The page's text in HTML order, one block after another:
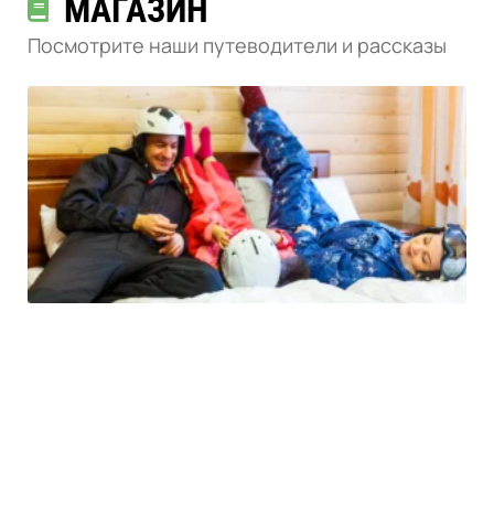
МАГАЗИН
Посмотрите наши путеводители и рассказы